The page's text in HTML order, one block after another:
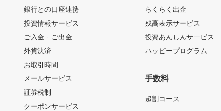
銀行との口座連携
投資情報サービス
ご入金・ご出金
外貨決済
お取引時間
メールサービス
証券税制
クーポンサービス
らくらく出金
残高表示サービス
投資あんしんサービス
ハッピープログラム
手数料
超割コース